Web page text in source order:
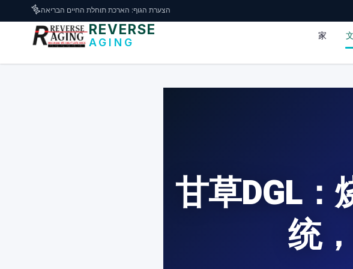
דלג לתוכן הראשי
🧬הצערת הגוף: הארכת תוחלת החיים הבריאה
REVERSE
AGING
家
甘草DGL：
统